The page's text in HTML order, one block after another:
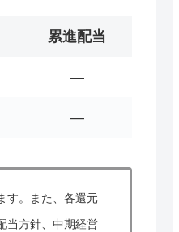
累進配当
―
―
す。また、各還元
当方針、中期経営